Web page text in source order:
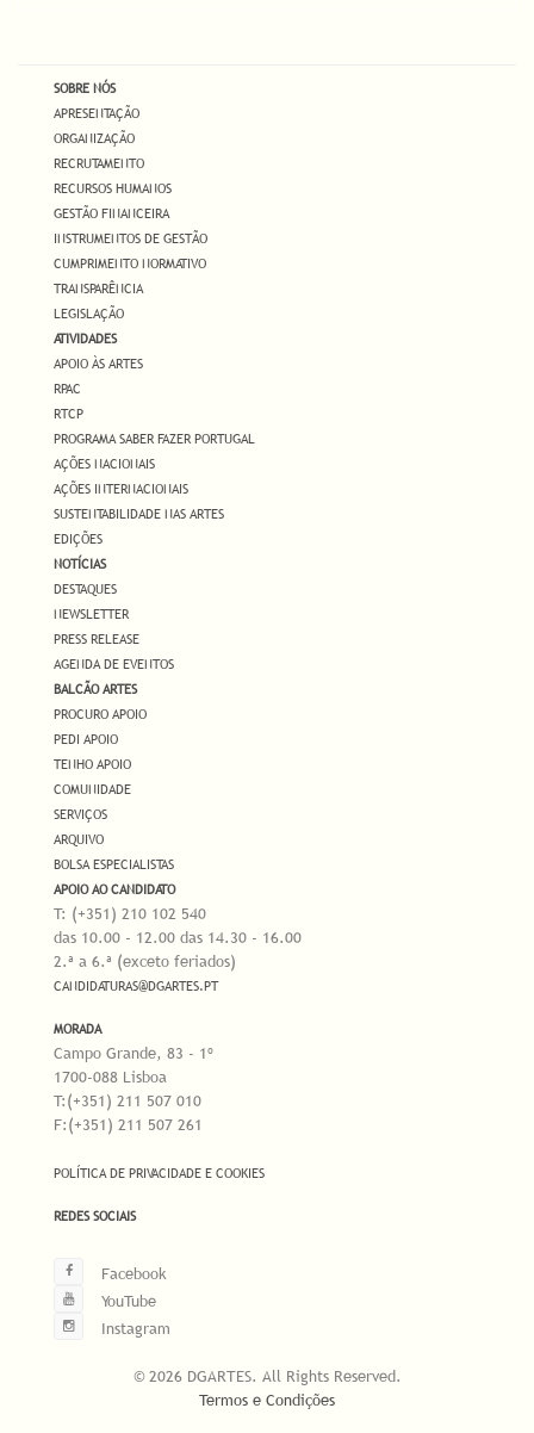
SOBRE NÓS
APRESENTAÇÃO
ORGANIZAÇÃO
RECRUTAMENTO
RECURSOS HUMANOS
GESTÃO FINANCEIRA
INSTRUMENTOS DE GESTÃO
CUMPRIMENTO NORMATIVO
TRANSPARÊNCIA
LEGISLAÇÃO
ATIVIDADES
APOIO ÀS ARTES
RPAC
RTCP
PROGRAMA SABER FAZER PORTUGAL
AÇÕES NACIONAIS
AÇÕES INTERNACIONAIS
SUSTENTABILIDADE NAS ARTES
EDIÇÕES
NOTÍCIAS
DESTAQUES
NEWSLETTER
PRESS RELEASE
AGENDA DE EVENTOS
BALCÃO ARTES
PROCURO APOIO
PEDI APOIO
TENHO APOIO
COMUNIDADE
SERVIÇOS
ARQUIVO
BOLSA ESPECIALISTAS
APOIO AO CANDIDATO
T: (+351) 210 102 540
das 10.00 - 12.00 das 14.30 - 16.00
2.ª a 6.ª (exceto feriados)
CANDIDATURAS@DGARTES.PT
MORADA
Campo Grande, 83 - 1º
1700-088 Lisboa
T:(+351) 211 507 010
F:(+351) 211 507 261
POLÍTICA DE PRIVACIDADE E COOKIES
REDES SOCIAIS
Facebook
YouTube
Instagram
© 2026 DGARTES. All Rights Reserved.
Termos e Condições